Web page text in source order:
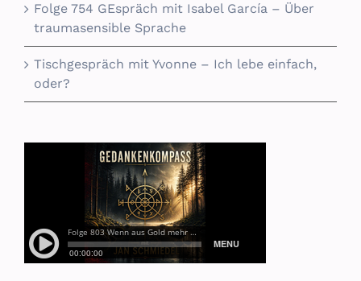
Folge 754 GEspräch mit Isabel García – Über
traumasensible Sprache
Tischgespräch mit Yvonne – Ich lebe einfach,
oder?